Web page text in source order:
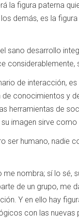
la figura paterna
demás, es la
desarrollo
de interacción, es
conocimientos y
herramientas de
imagen sirve
humano, nadie
sí lo sé,
de un grupo, me
Y en ello hay
con las nuevas